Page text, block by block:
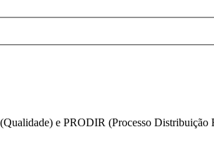
e PRODIR (Processo